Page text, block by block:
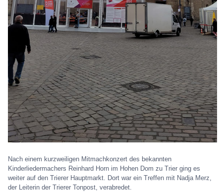
Nach einem kurzweiligen Mitmachkonzert des bekannten
Kinderliedermachers Reinhard Horn im Hohen Dom zu Trier ging es
weiter auf den Trierer Hauptmarkt. Dort war ein Treffen mit Nadja Merz,
der Leiterin der Trierer Tonpost, verabredet.